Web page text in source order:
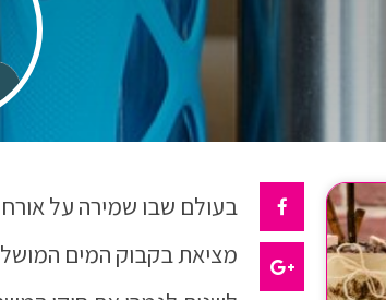
בעולם שבו שמירה על אורח
מציאת בקבוק המים